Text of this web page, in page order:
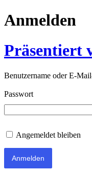
Anmelden
Präsentiert
Benutzername oder E-
Passwort
Angemeldet bleiben